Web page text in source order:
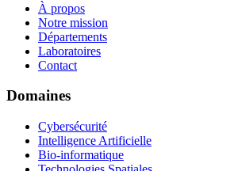
À propos
Notre mission
Départements
Laboratoires
Contact
Domaines
Cybersécurité
Intelligence Artificielle
Bio-informatique